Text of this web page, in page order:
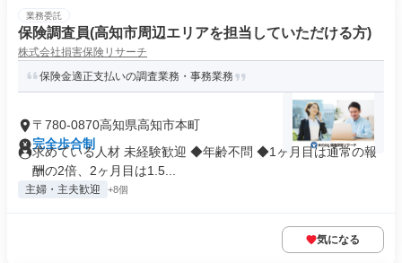
業務委託
保険調査員(高知市周辺エリアを担当していただける方)
株式会社損害保険リサーチ
保険金適正支払いの調査業務・事務業務
〒780-0870高知県高知市本町
完全歩合制
求めている人材 未経験歓迎 ◆年齢不問 ◆1ヶ月目は通常の報
酬の2倍、2ヶ月目は1.5...
主婦・主夫歓迎 +8個
気になる